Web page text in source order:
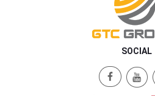
SOCIAL